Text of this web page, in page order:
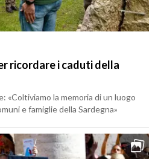
ricordare i caduti della
«Coltiviamo la memoria di un luogo
e famiglie della Sardegna»